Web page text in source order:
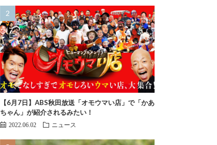
【6月7日】ABS秋田放送「オモウマい店」で「かあ
ちゃん」が紹介されるみたい！
2022.06.02 ニュース